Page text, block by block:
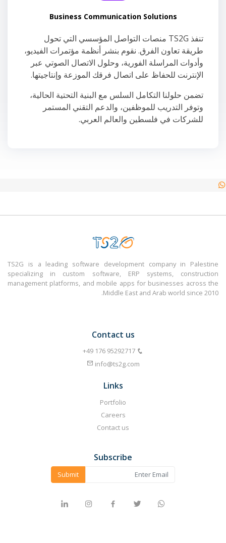
Business Communication Solutions
تنفذ TS2G منصات التواصل المؤسسي التي تحول
طريقة تعاون الفرق. نقوم بنشر أنظمة مؤتمرات الفيديو،
وأدوات المراسلة الفورية، وحلول الاتصال الصوتي عبر
الإنترنت للحفاظ على اتصال فرقك الموزعة وإنتاجيتها.
تضمن حلولنا التكامل السلس مع البنية التحتية الحالية،
وتوفر التدريب للموظفين، والدعم التقني المستمر
للشركات في فلسطين والعالم العربي.
TS2G is a leading software development company in Palestine
specializing in custom software, ERP systems, construction
management platforms, and mobile apps for businesses across the
Middle East and Arab world since 2010.
Contact us
info@ts2g.com
Links
Portfolio
Careers
Contact us
Subscribe
Submit